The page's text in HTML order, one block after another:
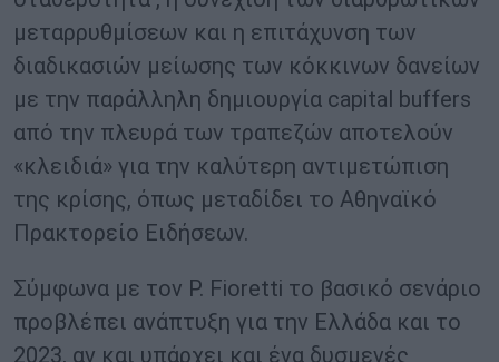
μεταρρυθμίσεων και η επιτάχυνση των
διαδικασιών μείωσης των κόκκινων δανείων
με την παράλληλη δημιουργία capital buffers
από την πλευρά των τραπεζών αποτελούν
«κλειδιά» για την καλύτερη αντιμετώπιση
της κρίσης, όπως μεταδίδει το Αθηναϊκό
Πρακτορείο Ειδήσεων.
Σύμφωνα με τον P. Fioretti το βασικό σενάριο
προβλέπει ανάπτυξη για την Ελλάδα και το
2023, αν και υπάρχει και ένα δυσμενές